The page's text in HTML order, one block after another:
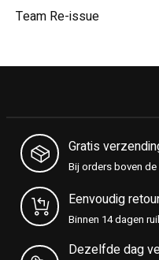
Team Re-issue
Gratis
Bij orders boven de
Eenvoudig
Binnen 14 dagen
Dezelfde dag